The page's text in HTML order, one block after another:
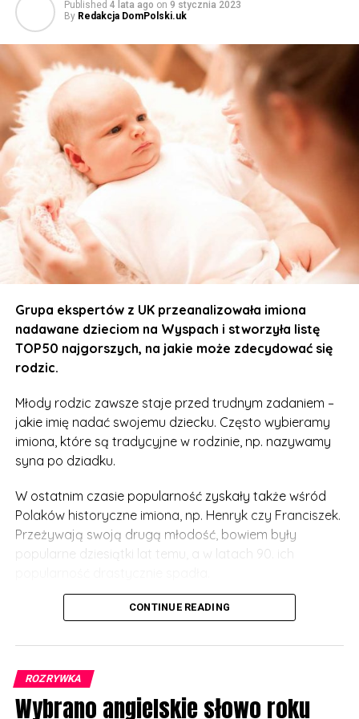
Published 4 lata ago on 9 stycznia 2023
By Redakcja DomPolski.uk
Grupa ekspertów z UK przeanalizowała imiona
nadawane dzieciom na Wyspach i stworzyła listę
TOP50 najgorszych, na jakie może zdecydować się
rodzic.
Młody rodzic zawsze staje przed trudnym zadaniem –
jakie imię nadać swojemu dziecku. Często wybieramy
imiona, które są tradycyjne w rodzinie, np. nazywamy
syna po dziadku.
W ostatnim czasie popularność zyskały także wśród
Polaków historyczne imiona, np. Henryk czy Franciszek.
Przeżywają swoją drugą młodość, bowiem były
popularne dziesiątki lat temu, a w latach 90. ich
Żyjemy jednak w takich dziwnych czasach, że wielu
po bohaterach seriali i filmów. W myśl zasady – im
Mało kto jednak myśli, jaki kłopot będzie miało dziecko
CONTINUE READING
ROZRYWKA
Wybrano angielskie słowo roku